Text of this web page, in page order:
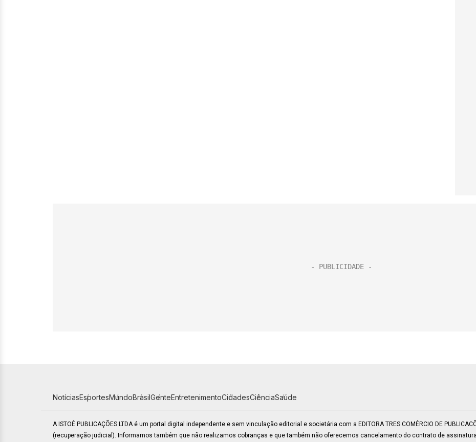
NotíciasEsportesMundoBrasilGenteEntretenimentoCidadesCiênciaSaúde
A ISTOÉ PUBLICAÇÕES LTDA é um portal digital independente e sem vinculação editorial e societária com a EDITORA TRES COMÉRCIO DE
(recuperação judicial). Informamos também que não realizamos cobranças e que também não oferecemos cancelamento do contrato de